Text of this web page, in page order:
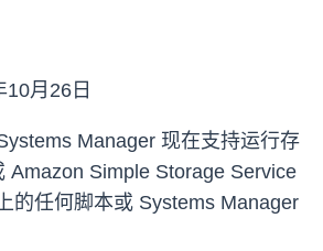
10月26日
Manager 现在支持运行存
Amazon Simple Storage Service
的任何脚本或 Systems Manager